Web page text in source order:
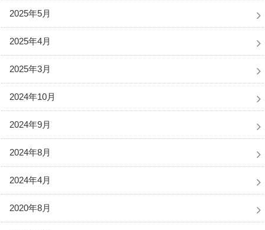
2025年5月
2025年4月
2025年3月
2024年10月
2024年9月
2024年8月
2024年4月
2020年8月